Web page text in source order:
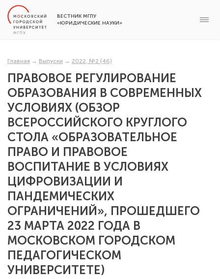
ВЕСТНИК МГПУ
«ЮРИДИЧЕСКИЕ НАУКИ»
Главная → Выпуски → 2022, №2 (46)
ПРАВОВОЕ РЕГУЛИРОВАНИЕ
ОБРАЗОВАНИЯ В СОВРЕМЕННЫХ
УСЛОВИЯХ (ОБЗОР
ВСЕРОССИЙСКОГО КРУГЛОГО
СТОЛА «ОБРАЗОВАТЕЛЬНОЕ
ПРАВО И ПРАВОВОЕ
ВОСПИТАНИЕ В УСЛОВИЯХ
ЦИФРОВИЗАЦИИ И
ПАНДЕМИЧЕСКИХ
ОГРАНИЧЕНИЙ», ПРОШЕДШЕГО
23 МАРТА 2022 ГОДА В
МОСКОВСКОМ ГОРОДСКОМ
ПЕДАГОГИЧЕСКОМ
УНИВЕРСИТЕТЕ)